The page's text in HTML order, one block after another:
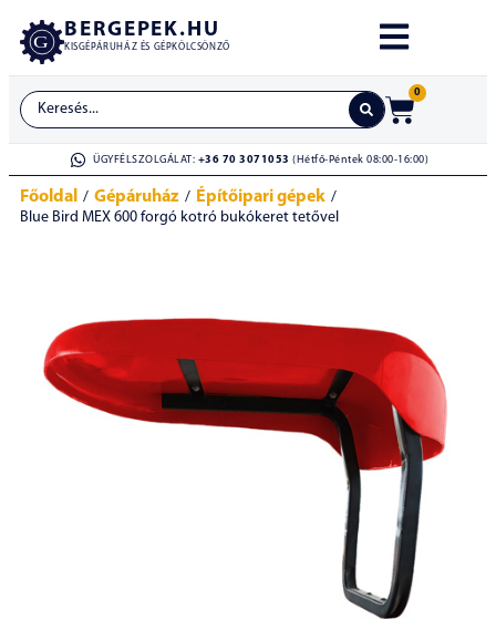
BERGEPEK.HU
KISGÉPÁRUHÁZ ÉS GÉPKÖLCSÖNZŐ
0
ÜGYFÉLSZOLGÁLAT: +36 70 3071053 (Hétfő-Péntek 08:00-16:00)
Főoldal / Gépáruház / Építőipari gépek /
Blue Bird MEX 600 forgó kotró bukókeret tetővel